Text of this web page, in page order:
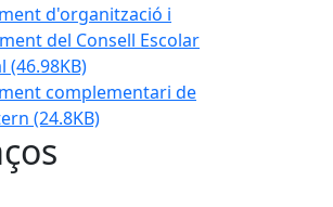
d'organització i
del Consell Escolar
(46.98KB)
complementari de
(24.8KB)